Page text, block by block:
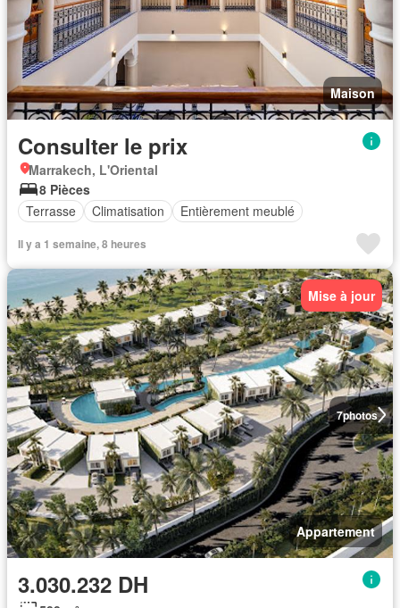
Maison
Consulter le prix
Marrakech, L'Oriental
8 Pièces
Terrasse
Climatisation Entièrement meublé
Il y a 1 semaine, 8 heures
7photos
Mise à jour
Appartement
3.030.232 DH